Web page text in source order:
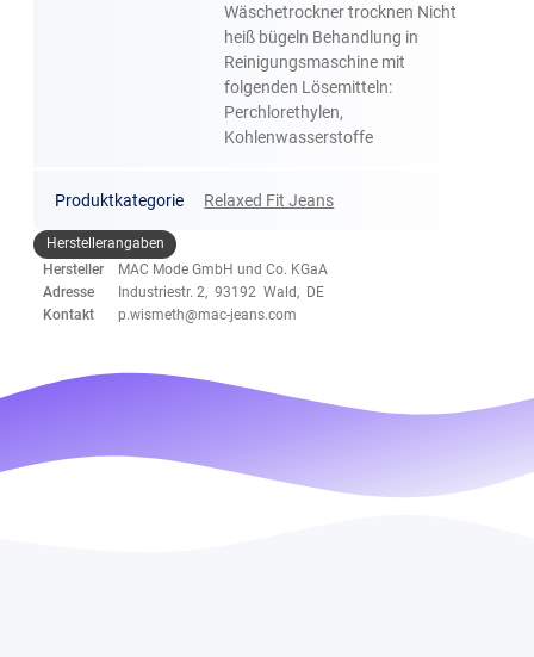
Wäschetrockner trocknen Nicht
heiß bügeln Behandlung in
Reinigungsmaschine mit
folgenden Lösemitteln:
Perchlorethylen,
Kohlenwasserstoffe
Produktkategorie Relaxed Fit Jeans
Herstellerangaben
Hersteller
MAC Mode GmbH und Co. KGaA
Adresse
Industriestr. 2, 93192 Wald, DE
Kontakt
p.wismeth@mac-jeans.com